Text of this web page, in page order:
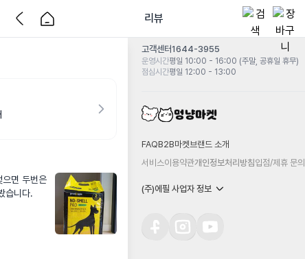
리뷰
면 두번은
습니다.
고객센터1644-3955
운영시간평일 10:00 - 16:00 (주말, 공휴일 휴무)
점심시간평일 12:00 - 13:00
FAQB2B마켓 브랜드 소개
서비스이용약관개인정보처리방침입점/제휴 문의
(주)에필 사업자 정보